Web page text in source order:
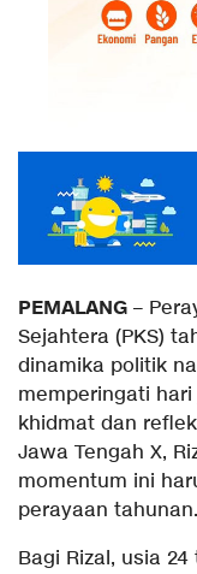
PEMALANG –
Sejahtera (PKS)
dinamika politik
memperingati
khidmat dan
Jawa Tengah X,
momentum ini
perayaan tahunan.
​Bagi Rizal, usia